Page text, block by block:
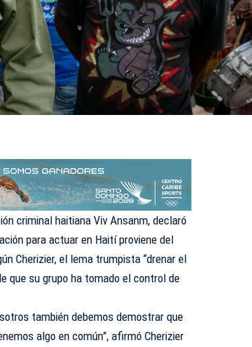
criminal haitiana Viv Ansanm, declaró
para actuar en Haití proviene del
Cherizier, el lema trumpista “drenar el
que su grupo ha tomado el control de
también debemos demostrar que
algo en común”, afirmó Cherizier